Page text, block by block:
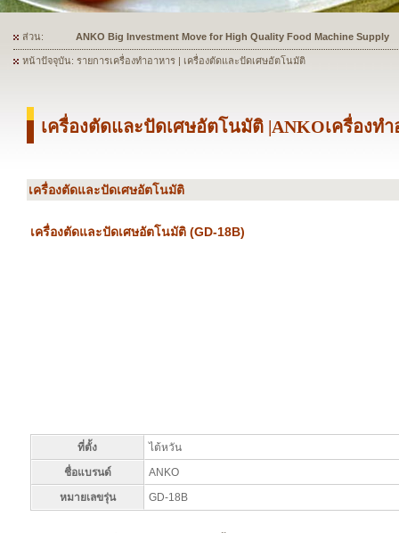
ส่วน: ANKO's Food Processing Equipment Assists a Shoe Seller to Start
หน้าปัจจุบัน: รายการเครื่องทำอาหาร | เครื่องตัดและปัดเศษอัตโนมัติ
เครื่องตัดและปัดเศษอัตโนมัติ |ANKOเครื่องทำ
เครื่องตัดและปัดเศษอัตโนมัติ
เครื่องตัดและปัดเศษอัตโนมัติ (GD-18B)
ที่ตั้ง
ไต้หวัน
ชื่อแบรนด์
ANKO
หมายเลขรุ่น
GD-18B